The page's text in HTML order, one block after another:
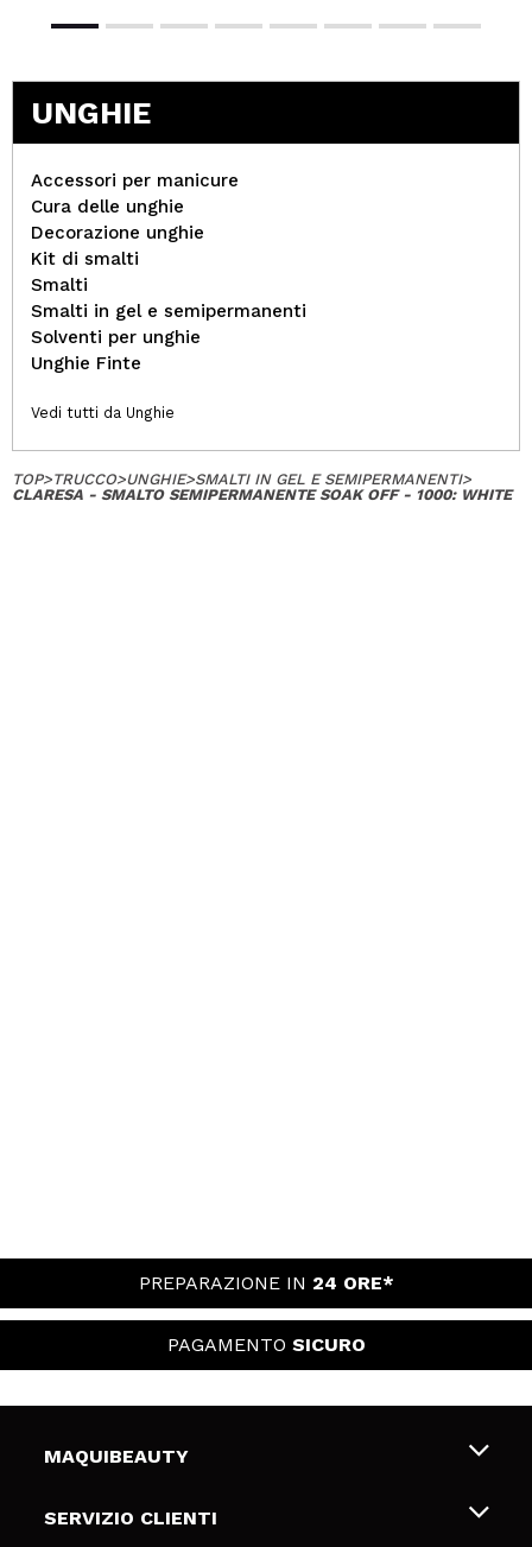
UNGHIE
Accessori per manicure
Cura delle unghie
Decorazione unghie
Kit di smalti
Smalti
Smalti in gel e semipermanenti
Solventi per unghie
Unghie Finte
Vedi tutti da Unghie
TOP>TRUCCO>UNGHIE>SMALTI IN GEL E SEMIPERMANENTI>
CLARESA - SMALTO SEMIPERMANENTE SOAK OFF - 1000: WHITE
PREPARAZIONE IN 24 ORE*
PAGAMENTO SICURO
MAQUIBEAUTY
Chi siamo
SERVIZIO CLIENTI